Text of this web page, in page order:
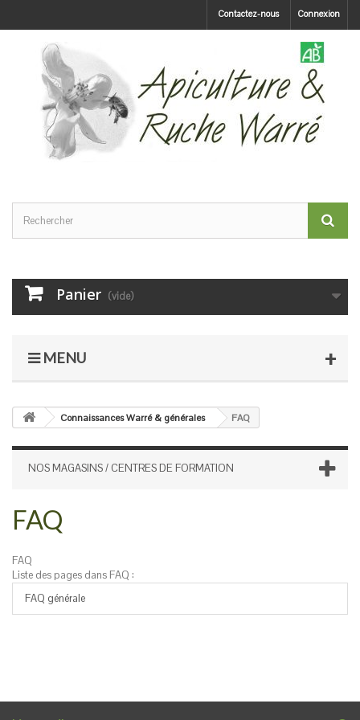
Connexion
Contactez-nous
Panier (vide)
MENU
Connaissances Warré & générales FAQ
NOS MAGASINS / CENTRES DE FORMATION
FAQ
FAQ
Liste des pages dans FAQ :
FAQ générale